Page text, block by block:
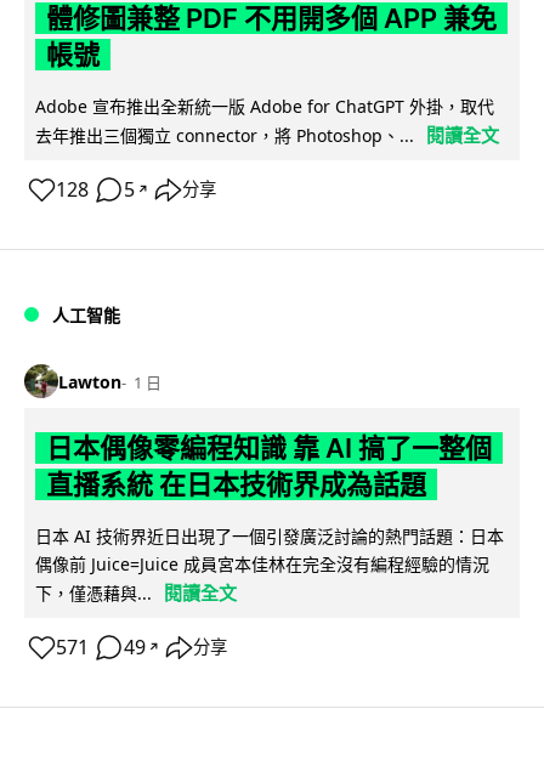
體修圖兼整 PDF 不用開多個 APP 兼免
帳號
Adobe 宣布推出全新統一版 Adobe for ChatGPT 外掛，取代
去年推出三個獨立 connector，將 Photoshop、...
閱讀全文
128 5 ↗ 分享
人工智能
Lawton 1 日
日本偶像零編程知識 靠 AI 搞了一整個
直播系統 在日本技術界成為話題
日本 AI 技術界近日出現了一個引發廣泛討論的熱門話題：日本
偶像前 Juice=Juice 成員宮本佳林在完全沒有編程經驗的情況
下，僅憑藉與...
閱讀全文
571 49 ↗ 分享